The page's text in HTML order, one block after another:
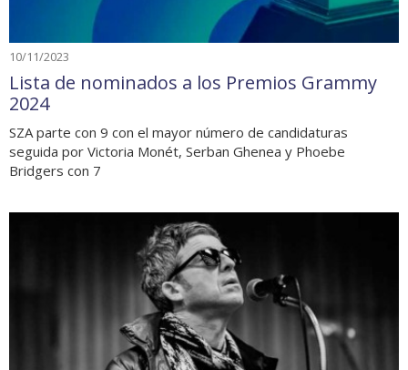
10/11/2023
Lista de nominados a los Premios Grammy
2024
SZA parte con 9 con el mayor número de candidaturas
seguida por Victoria Monét, Serban Ghenea y Phoebe
Bridgers con 7